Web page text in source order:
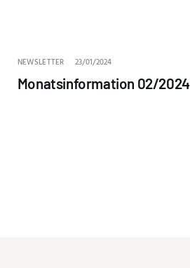
NEWSLETTER 23/01/2024
Monatsinformation 02/2024